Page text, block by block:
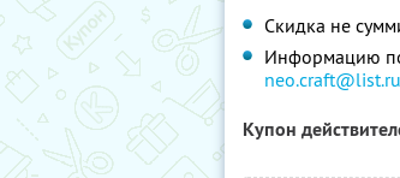
Скидка не
Информацию
neo.craft@list.ru
Купон